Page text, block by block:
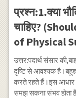
प्रश्न:1.क्या
चाहिए?
of Physical
उत्तर:पदार्थ संसार
दृष्टि से आवश्यक
करते रहते हैं।इस आधार
समझ सकना संभव होता